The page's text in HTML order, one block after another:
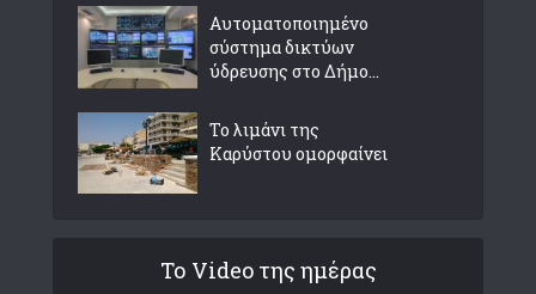
Αυτοματοποιημένο
σύστημα δικτύων
ύδρευσης στο Δήμο...
Το λιμάνι της
Καρύστου ομορφαίνει
Το Video της ημέρας